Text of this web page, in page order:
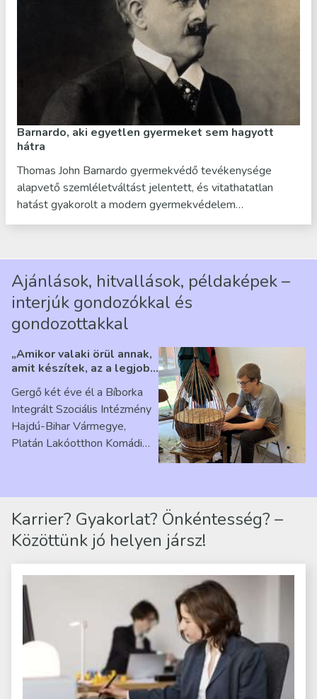
Barnardo, aki egyetlen gyermeket sem hagyott
hátra
Thomas John Barnardo gyermekvédő tevékenysége
alapvető szemléletváltást jelentett, és vitathatatlan
hatást gyakorolt a modern gyermekvédelem…
Ajánlások, hitvallások, példaképek –
interjúk gondozókkal és
gondozottakkal
„Amikor valaki örül annak,
amit készítek, az a legjobb
Ribárszky Gergő ellátottal
Gergő két éve él a Bíborka
Integrált Szociális Intézmény
Hajdú-Bihar Vármegye,
Platán Lakóotthon Komádi
Karrier? Gyakorlat? Önkéntesség? –
Közöttünk jó helyen jársz!